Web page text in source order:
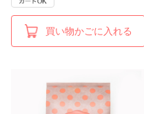
買い物かごに入れる